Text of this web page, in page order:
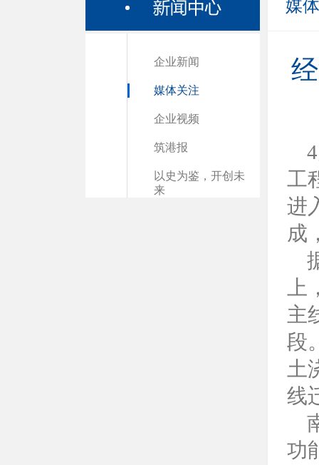
企业新闻
媒体关注
企业视频
筑港报
以史为鉴，开创未
来
媒
工
进
成
主
段
土
线
功